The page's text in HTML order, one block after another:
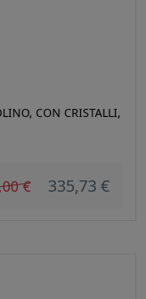
CON CRISTALLI,
€ 335,73 €